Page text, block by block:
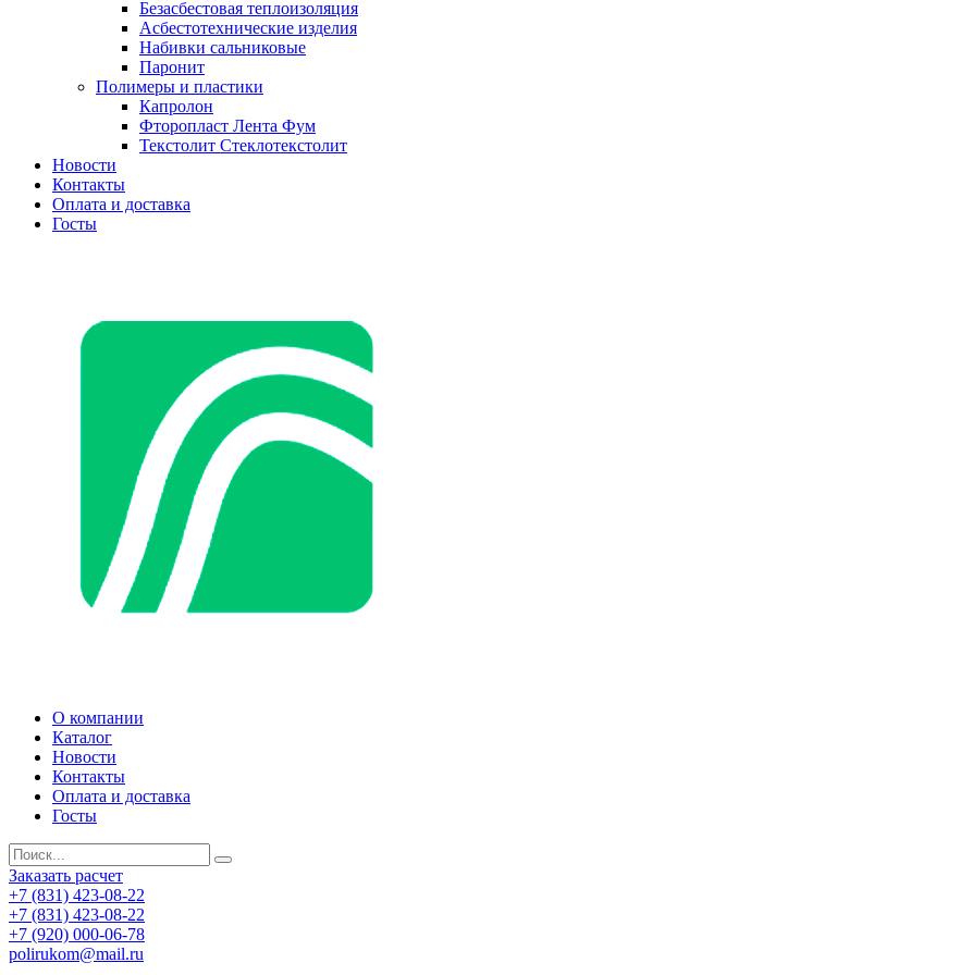
Безасбестовая теплоизоляция
Асбестотехнические изделия
Набивки сальниковые
Паронит
Полимеры и пластики
Капролон
Фторопласт Лента Фум
Текстолит Стеклотекстолит
Новости
Контакты
Оплата и доставка
Госты
О компании
Каталог
Новости
Контакты
Оплата и доставка
Госты
Заказать расчет
+7 (831) 423-08-22
+7 (831) 423-08-22
+7 (920) 000-06-78
polirukom@mail.ru